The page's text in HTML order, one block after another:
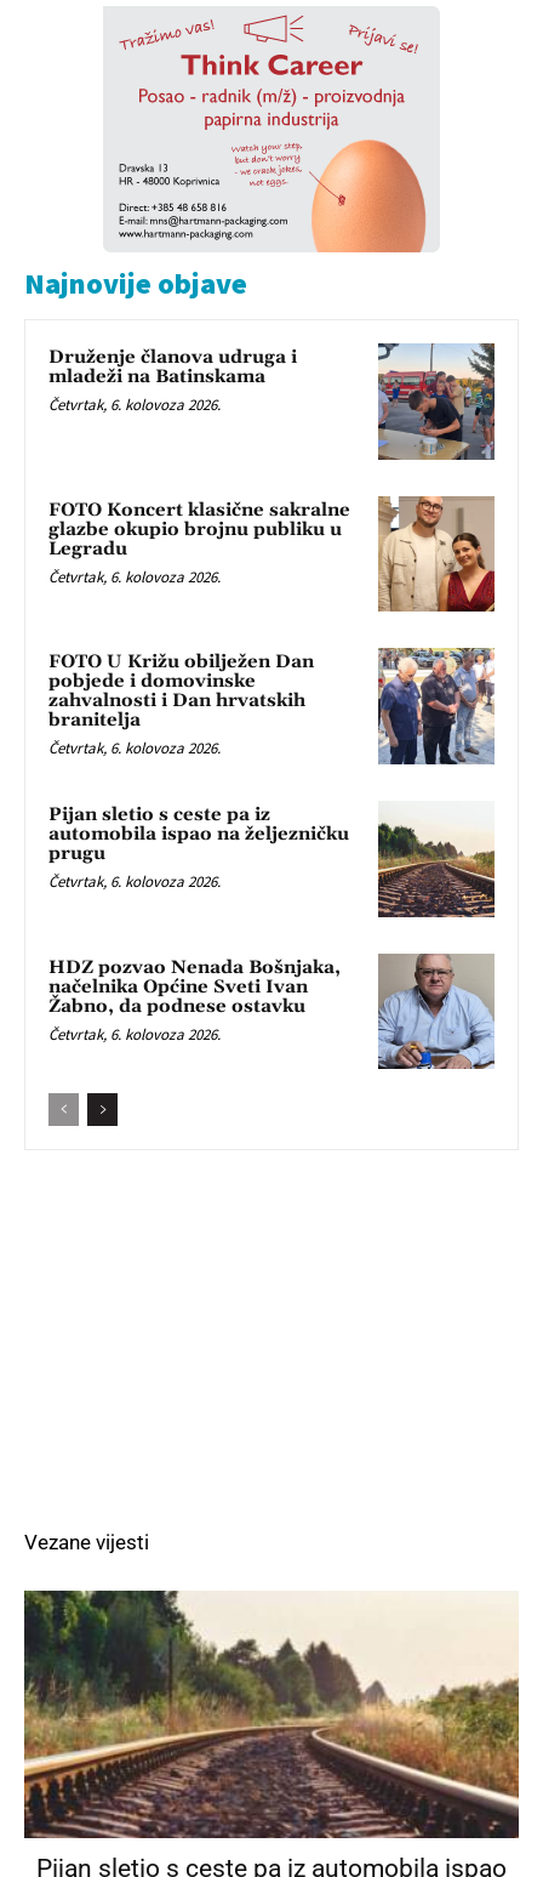
Najnovije objave
Druženje članova udruga i
mladeži na Batinskama
Četvrtak, 6. kolovoza 2026.
FOTO Koncert klasične sakralne
glazbe okupio brojnu publiku u
Legradu
Četvrtak, 6. kolovoza 2026.
FOTO U Križu obilježen Dan
pobjede i domovinske
zahvalnosti i Dan hrvatskih
branitelja
Četvrtak, 6. kolovoza 2026.
Pijan sletio s ceste pa iz
automobila ispao na željezničku
prugu
Četvrtak, 6. kolovoza 2026.
HDZ pozvao Nenada Bošnjaka,
načelnika Općine Sveti Ivan
Žabno, da podnese ostavku
Četvrtak, 6. kolovoza 2026.
Vezane vijesti
Pijan sletio s ceste pa iz automobila ispao